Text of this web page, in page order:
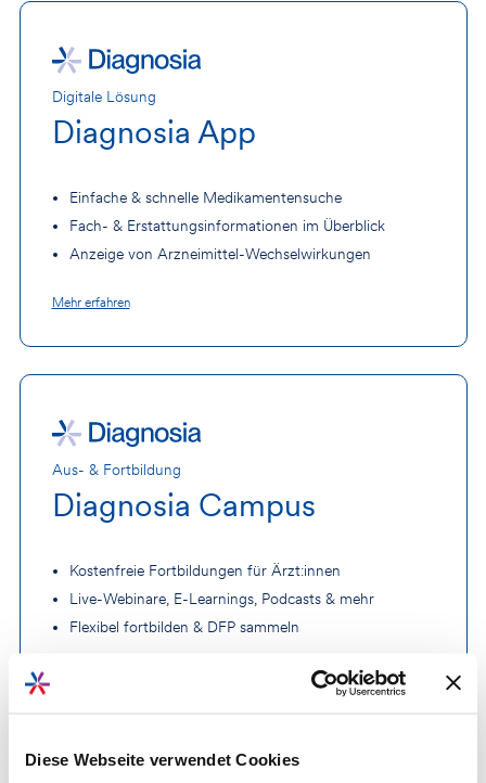
Diese Webseite verwendet Cookies
Diagnosia App
Digitale Lösung
Einfache & schnelle Medikamentensuche
Fach- & Erstattungsinformationen im Überblick
Anzeige von Arzneimittel-Wechselwirkungen
Mehr erfahren
Diagnosia Campus
Aus- & Fortbildung
Kostenfreie Fortbildungen für Ärzt:innen
Live-Webinare, E-Learnings, Podcasts & mehr
Flexibel fortbilden & DFPsammeln